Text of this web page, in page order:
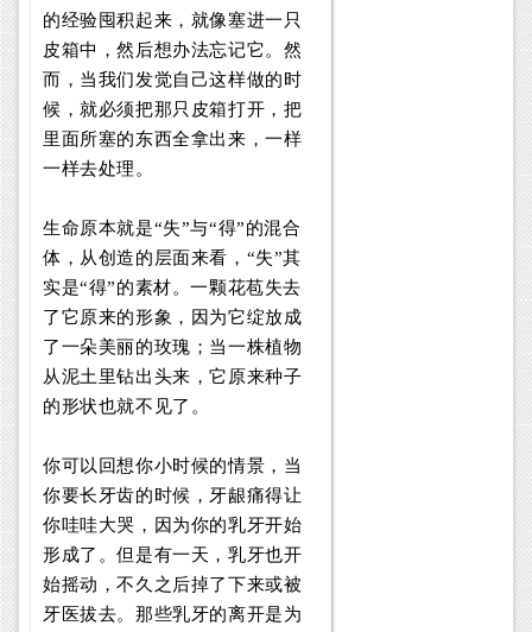
的经验囤积起来，就像塞进一只
皮箱中，然后想办法忘记它。然
而，当我们发觉自己这样做的时
候，就必须把那只皮箱打开，把
里面所塞的东西全拿出来，一样
一样去处理。
生命原本就是“失”与“得”的混合
体，从创造的层面来看，“失”其
实是“得”的素材。一颗花苞失去
了它原来的形象，因为它绽放成
了一朵美丽的玫瑰；当一株植物
从泥土里钻出头来，它原来种子
的形状也就不见了。
你可以回想你小时候的情景，当
你要长牙齿的时候，牙龈痛得让
你哇哇大哭，因为你的乳牙开始
形成了。但是有一天，乳牙也开
始摇动，不久之后掉了下来或被
牙医拔去。那些乳牙的离开是为